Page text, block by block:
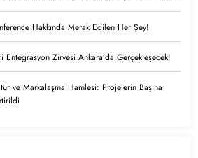
Hakkında Merak Edilen Her Şey!
Entegrasyon Zirvesi Ankara’da Gerçekleşecek!
ve Markalaşma Hamlesi: Projelerin Başına